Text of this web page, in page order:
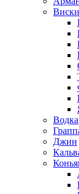
Виски
Водка
Джин